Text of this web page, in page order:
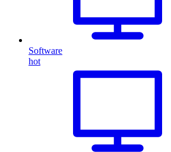
Software
hot